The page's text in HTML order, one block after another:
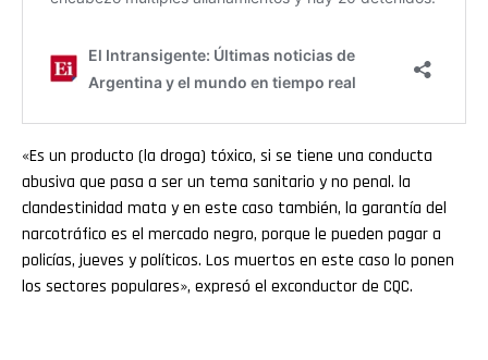
«Es un producto (la droga) tóxico, si se tiene una conducta
abusiva que pasa a ser un tema sanitario y no penal. la
clandestinidad mata y en este caso también, la garantía del
narcotráfico es el mercado negro, porque le pueden pagar a
policías, jueves y políticos. Los muertos en este caso lo ponen
los sectores populares», expresó el exconductor de CQC.